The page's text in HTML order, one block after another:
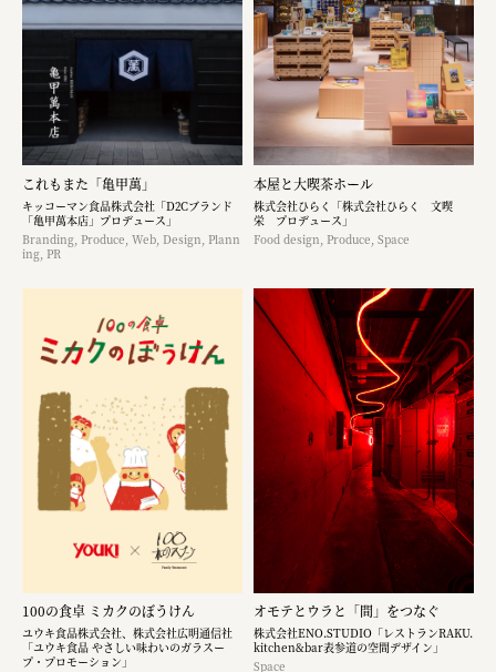
これもまた「亀甲萬」
キッコーマン食品株式会社「D2Cブランド
「亀甲萬本店」プロデュース」
Branding, Produce, Web, Design, Plann
ing, PR
本屋と大喫茶ホール
株式会社ひらく「株式会社ひらく 文喫
栄 プロデュース」
Food design, Produce, Space
100の食卓 ミカクのぼうけん
ユウキ食品株式会社、株式会社広明通信社
「ユウキ食品 やさしい味わいのガラスー
プ・プロモーション」
オモテとウラと「間」をつなぐ
株式会社ENO.STUDIO「レストランRAKU.
kitchen&bar表参道の空間デザイン」
Space